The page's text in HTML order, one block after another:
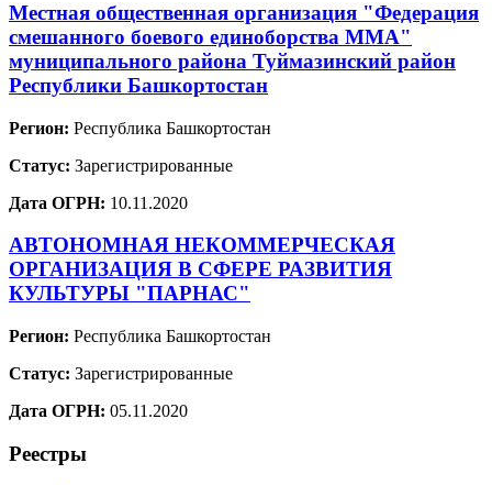
Местная общественная организация "Федерация
смешанного боевого единоборства ММА"
муниципального района Туймазинский район
Республики Башкортостан
Регион: Республика Башкортостан
Статус: Зарегистрированные
Дата ОГРН: 10.11.2020
АВТОНОМНАЯ НЕКОММЕРЧЕСКАЯ
ОРГАНИЗАЦИЯ В СФЕРЕ РАЗВИТИЯ
КУЛЬТУРЫ "ПАРНАС"
Регион: Республика Башкортостан
Статус: Зарегистрированные
Дата ОГРН: 05.11.2020
Реестры